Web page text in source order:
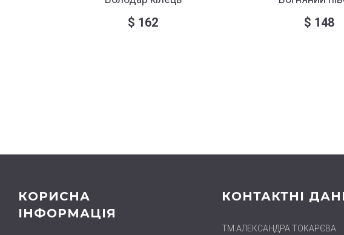
$ 162 $ 148
КОРИСНА
ІНФОРМАЦІЯ
КОНТАКТНІ
ТМ АЛЕКСАНДРА ТОКАРЄВА